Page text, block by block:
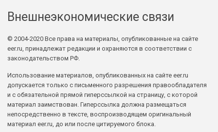
Внешнеэкономические связи
© 2004-2020 Все права на материалы, опубликованные на сайте
eer.ru, принадлежат редакции и охраняются в соответствии с
законодательством РФ.
Использование материалов, опубликованных на сайте eer.ru
допускается только с письменного разрешения правообладателя
и с обязательной прямой гиперссылкой на страницу, с которой
материал заимствован. Гиперссылка должна размещаться
непосредственно в тексте, воспроизводящем оригинальный
материал eer.ru, до или после цитируемого блока.